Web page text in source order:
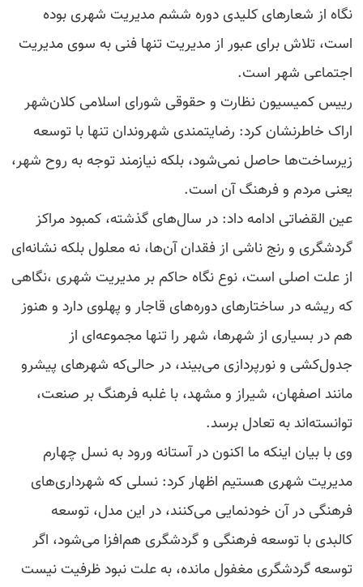
نگاه از شعارهای کلیدی دوره ششم مدیریت شهری بوده
است، تلاش برای عبور از مدیریت تنها فنی به سوی مدیریت
اجتماعی شهر است.
رییس کمیسیون نظارت و حقوقی شورای اسلامی کلان‌شهر
اراک خاطرنشان کرد: رضایتمندی شهروندان تنها با توسعه
زیرساخت‌ها حاصل نمی‌شود، بلکه نیازمند توجه به روح شهر،
یعنی مردم و فرهنگ آن است.
عین القضاتی ادامه داد: در سال‌های گذشته، کمبود مراکز
گردشگری و رنج ناشی از فقدان آن‌ها، نه معلول بلکه نشانه‌ای
از علت اصلی است، نوع نگاه حاکم بر مدیریت شهری ،نگاهی
که ریشه در ساختارهای دوره‌های قاجار و پهلوی دارد و هنوز
هم در بسیاری از شهرها، شهر را تنها مجموعه‌ای از
جدول‌کشی و نورپردازی می‌بیند، در حالی‌که شهرهای پیشرو
مانند اصفهان، شیراز و مشهد، با غلبه فرهنگ بر صنعت،
توانسته‌اند به تعادل برسد.
وی با بیان اینکه ما اکنون در آستانه ورود به نسل چهارم
مدیریت شهری هستیم اظهار کرد: نسلی که شهرداری‌های
فرهنگی در آن خودنمایی می‌کنند، در این مدل، توسعه
کالبدی با توسعه فرهنگی و گردشگری هم‌افزا می‌شود، اگر
توسعه گردشگری مغفول مانده، به علت نبود ظرفیت نیست